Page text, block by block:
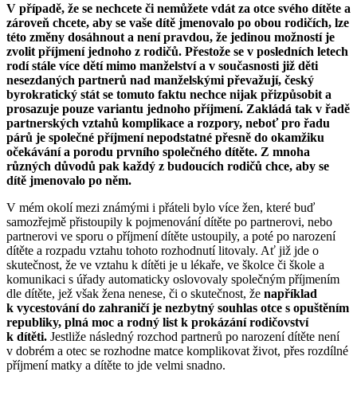
V případě, že se nechcete či nemůžete vdát za otce svého dítěte a
zároveň chcete, aby se vaše dítě jmenovalo po obou rodičích, lze
této změny dosáhnout a není pravdou, že jedinou možností je
zvolit příjmení jednoho z rodičů. Přestože se v posledních letech
rodí stále více dětí mimo manželství a v současnosti již děti
nesezdaných partnerů nad manželskými převažují, český
byrokratický stát se tomuto faktu nechce nijak přizpůsobit a
prosazuje pouze variantu jednoho příjmení. Zakládá tak v řadě
partnerských vztahů komplikace a rozpory, neboť pro řadu
párů je společné příjmení nepodstatné přesně do okamžiku
očekávání a porodu prvního společného dítěte. Z mnoha
různých důvodů pak každý z budoucích rodičů chce, aby se
dítě jmenovalo po něm.
V mém okolí mezi známými i přáteli bylo více žen, které buď
samozřejmě přistoupily k pojmenování dítěte po partnerovi, nebo
partnerovi ve sporu o příjmení dítěte ustoupily, a poté po narození
dítěte a rozpadu vztahu tohoto rozhodnutí litovaly. Ať již jde o
skutečnost, že ve vztahu k dítěti je u lékaře, ve školce či škole a
komunikaci s úřady automaticky oslovovaly společným příjmením
dle dítěte, jež však žena nenese, či o skutečnost, že například
k vycestování do zahraničí je nezbytný souhlas otce s opuštěním
republiky, plná moc a rodný list k prokázání rodičovství
k dítěti. Jestliže následný rozchod partnerů po narození dítěte není
v dobrém a otec se rozhodne matce komplikovat život, přes rozdílné
příjmení matky a dítěte to jde velmi snadno.